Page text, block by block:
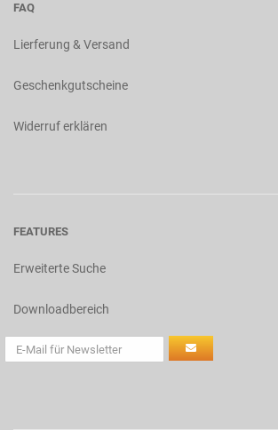
FAQ
Lierferung & Versand
Geschenkgutscheine
Widerruf erklären
FEATURES
Erweiterte Suche
Downloadbereich